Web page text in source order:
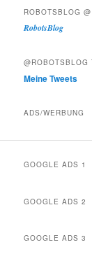
ROBOTSBLOG
RobotsBlog
@ROBOTSBLOG
Meine Tweets
ADS/WERBUNG
GOOGLE ADS 1
GOOGLE ADS 2
GOOGLE ADS 3